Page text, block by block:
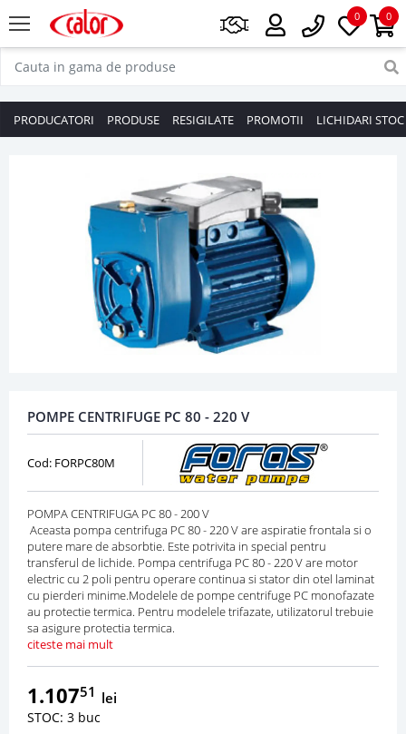
0
0
PRODUCATORI PRODUSE RESIGILATE PROMOTII LICHIDARI STOC
POMPE CENTRIFUGE PC 80 - 220 V
Cod: FORPC80M
POMPA CENTRIFUGA PC 80 - 200 V
Aceasta pompa centrifuga PC 80 - 220 V are aspiratie frontala si o
putere mare de absorbtie. Este potrivita in special pentru
transferul de lichide. Pompa centrifuga PC 80 - 220 V are motor
electric cu 2 poli pentru operare continua si stator din otel laminat
cu pierderi minime.Modelele de pompe centrifuge PC monofazate
au protectie termica. Pentru modelele trifazate, utilizatorul trebuie
sa asigure protectia termica.
citeste mai mult
1.10751 lei
STOC: 3 buc